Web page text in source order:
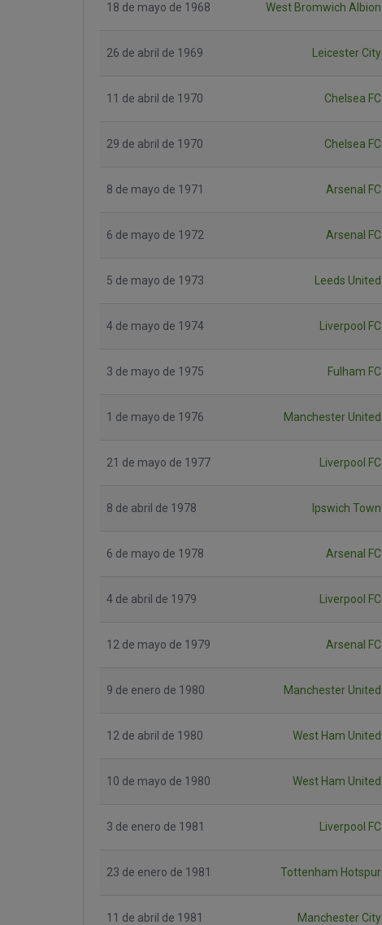
18 de mayo de 1968 West Bromwich Albion
26 de abril de 1969 Leicester City
11 de abril de 1970 Chelsea FC
29 de abril de 1970 Chelsea FC
8 de mayo de 1971 Arsenal FC
6 de mayo de 1972 Arsenal FC
5 de mayo de 1973 Leeds United
4 de mayo de 1974 Liverpool FC
3 de mayo de 1975 Fulham FC
1 de mayo de 1976 Manchester United
21 de mayo de 1977 Liverpool FC
8 de abril de 1978 Ipswich Town
6 de mayo de 1978 Arsenal FC
4 de abril de 1979 Liverpool FC
12 de mayo de 1979 Arsenal FC
9 de enero de 1980 Manchester United
12 de abril de 1980 West Ham United
10 de mayo de 1980 West Ham United
3 de enero de 1981 Liverpool FC
23 de enero de 1981 Tottenham Hotspur
11 de abril de 1981 Manchester City